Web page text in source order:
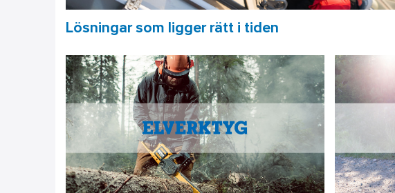
Lösningar som ligger rätt i tiden